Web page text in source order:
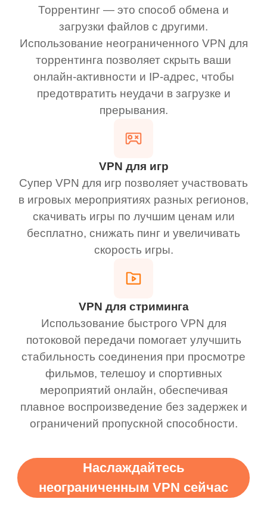
Торрентинг — это способ обмена и
загрузки файлов с другими.
Использование неограниченного VPN для
торрентинга позволяет скрыть ваши
онлайн-активности и IP-адрес, чтобы
предотвратить неудачи в загрузке и
прерывания.
VPN для игр
Супер VPN для игр позволяет участвовать
в игровых мероприятиях разных регионов,
скачивать игры по лучшим ценам или
бесплатно, снижать пинг и увеличивать
скорость игры.
VPN для стриминга
Использование быстрого VPN для
потоковой передачи помогает улучшить
стабильность соединения при просмотре
фильмов, телешоу и спортивных
мероприятий онлайн, обеспечивая
плавное воспроизведение без задержек и
ограничений пропускной способности.
Наслаждайтесь
неограниченным VPN сейчас